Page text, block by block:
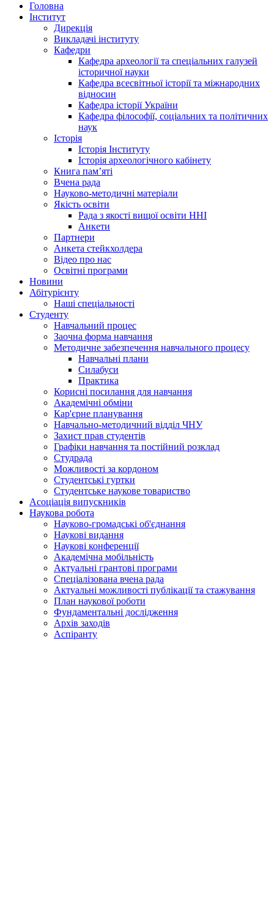
Головна
Інститут
Дирекція
Викладачі інституту
Кафедри
Кафедра археології та спеціальних галузей
історичної науки
Кафедра всесвітньої історії та міжнародних
відносин
Кафедра історії України
Кафедра філософії, соціальних та політичних
наук
Історія
Історія Інституту
Історія археологічного кабінету
Книга памʼяті
Вчена рада
Науково-методичні матеріали
Якість освіти
Рада з якості вищої освіти ННІ
Анкети
Партнери
Анкета стейкхолдера
Відео про нас
Освітні програми
Hовини
Абітурієнту
Наші спеціальності
Студенту
Навчальний процес
Заочна форма навчання
Методичне забезпечення навчального процесу
Навчальні плани
Силабуси
Практика
Корисні посилання для навчання
Академічні обміни
Кар'єрне планування
Навчально-методичний відділ ЧНУ
Захист прав студентів
Графіки навчання та постійний розклад
Студрада
Можливості за кордоном
Студентські гуртки
Студентське наукове товариство
Асоціація випускників
Наукова робота
Науково-громадські об'єднання
Наукові видання
Наукові конференції
Академічна мобільність
Актуальні грантові програми
Спеціалізована вчена рада
Актуальні можливості публікації та стажування
План наукової роботи
Фундаментальні дослідження
Архів заходів
Аспіранту